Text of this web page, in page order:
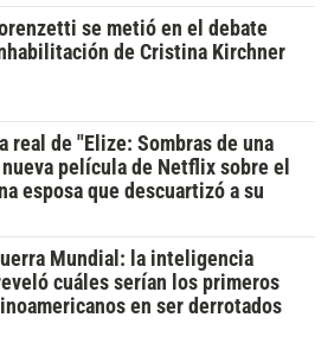
se metió en el debate
de Cristina Kirchner
real de "Elize: Sombras de una
película de Netflix sobre el
esposa que descuartizó a su
Mundial: la inteligencia
cuáles serían los primeros
en ser derrotados